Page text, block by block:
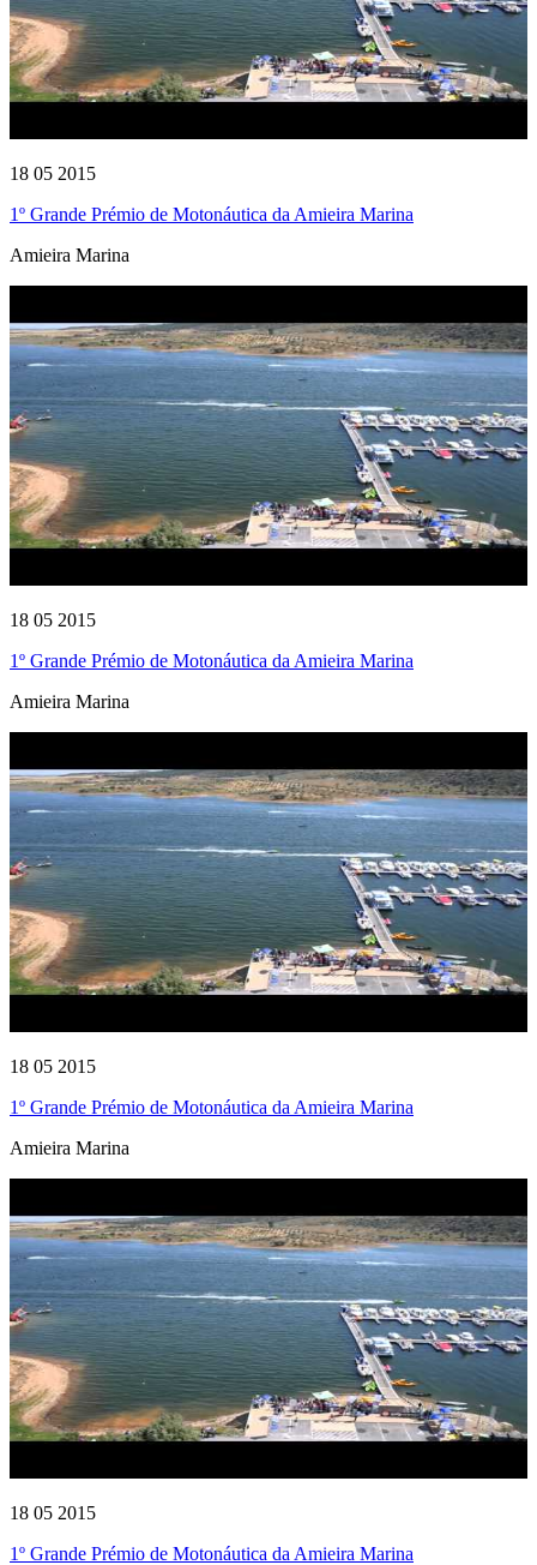
18 05 2015
1º Grande Prémio de Motonáutica da Amieira Marina
Amieira Marina
18 05 2015
1º Grande Prémio de Motonáutica da Amieira Marina
Amieira Marina
18 05 2015
1º Grande Prémio de Motonáutica da Amieira Marina
Amieira Marina
18 05 2015
1º Grande Prémio de Motonáutica da Amieira Marina